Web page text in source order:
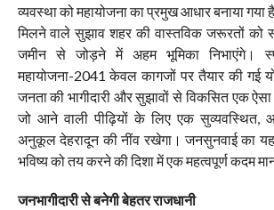
व्यवस्था को महायोजना का प्रमुख आधार बनाया
मिलने वाले सुझाव शहर की वास्तविक जरूरतों को
जमीन से जोड़ने में अहम भूमिका निभाएंगे।
महायोजना-2041 केवल कागजों पर तैयार की गई
जनता की भागीदारी और सुझावों से विकसित एक
जो आने वाली पीढ़ियों के लिए एक सुव्यवस्थित,
अनुकूल देहरादून की नींव रखेगा। जनसुनवाई का यह
भविष्य को तय करने की दिशा में एक महत्वपूर्ण कदम
जनभागीदारी से बनेगी बेहतर राजधानी